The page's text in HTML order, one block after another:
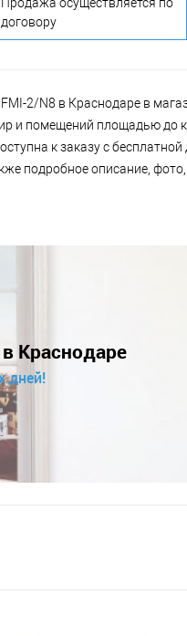
Продажа осуществляется по
договору
2/N8 в Краснодаре в
и помещений площадью до
к заказу с бесплатной
подробное описание,
Краснодаре
дней!